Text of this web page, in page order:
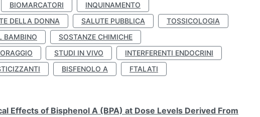
BIOMARCATORI
INQUINAMENTO
DELLA DONNA SALUTE PUBBLICA
TOSSICOLOGIA
BAMBINO
SOSTANZE CHIMICHE
STUDI IN VIVO
INTERFERENTI ENDOCRINI
BISFENOLO A
FTALATI
Effects of Bisphenol A (BPA) at Dose Levels Derived From